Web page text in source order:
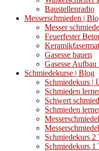
Baustellenradio
Messerschmieden |
Messer
Feuerfester
Gasesse bauen
Gasesse
Schmiedekurse | Blog
Schmiedekurs |
Schmieden
Schwert
Schmieden
Schmiedekurs 2
Schmiedekurs 1